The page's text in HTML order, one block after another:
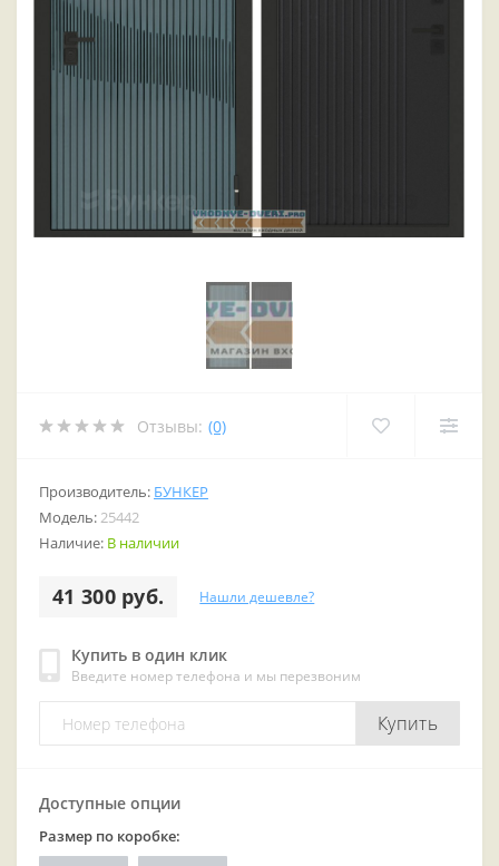
Отзывы: (0)
Производитель: БУНКЕР
Модель:25442
Наличие: В наличии
41 300 руб. Нашли дешевле?
Купить в один клик
Введите номер телефона и мы перезвоним
Купить
Доступные опции
Размер по коробке: